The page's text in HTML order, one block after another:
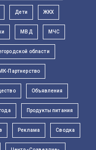
Дети ЖКХ
МВД МЧС
области
Партнерство
Объявления
Продукты питания
Реклама Сводка